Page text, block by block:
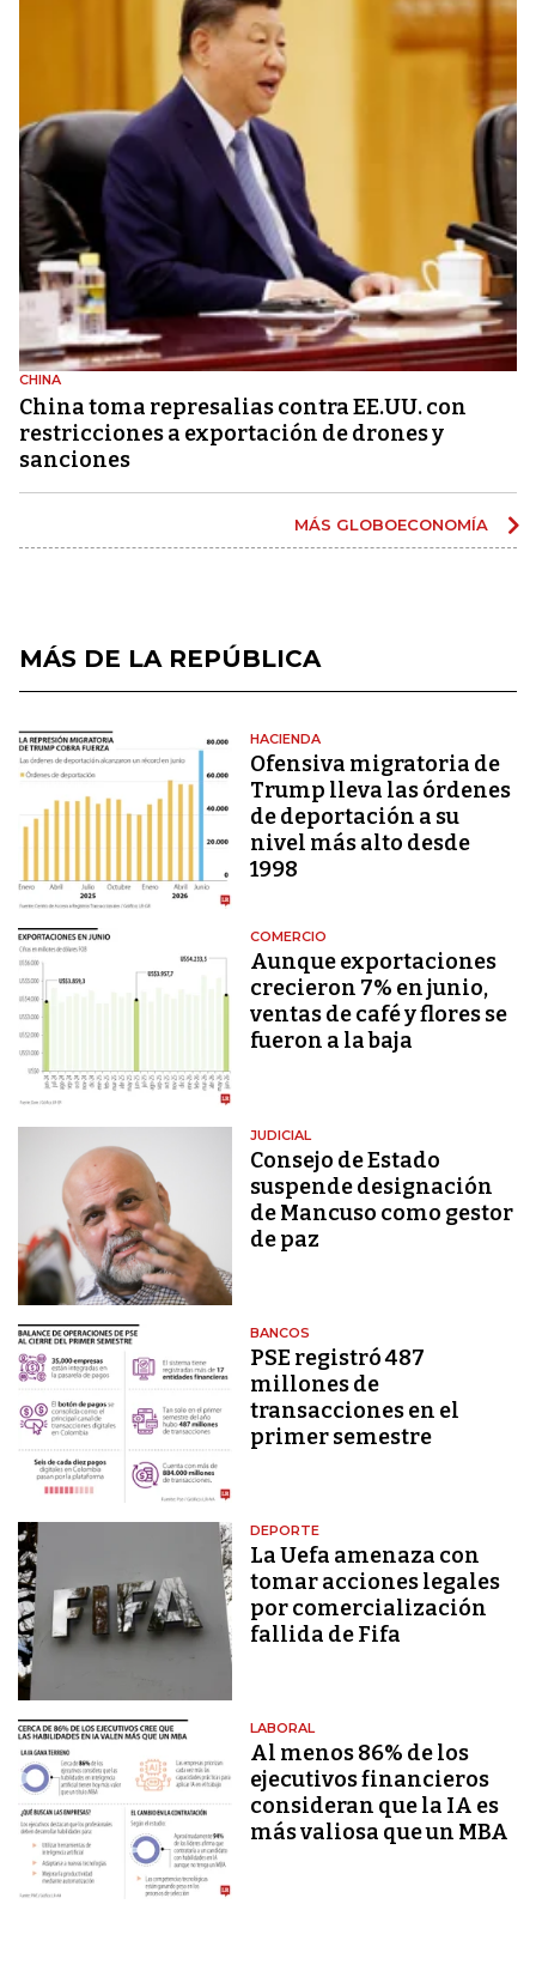
CHINA
China toma represalias contra EE.UU. con
restricciones a exportación de drones y
sanciones
MÁS GLOBOECONOMÍA
MÁS DE LA REPÚBLICA
HACIENDA
Ofensiva migratoria de
Trump lleva las órdenes
de deportación a su
nivel más alto desde
1998
COMERCIO
Aunque exportaciones
crecieron 7% en junio,
ventas de café y flores se
fueron a la baja
JUDICIAL
Consejo de Estado
suspende designación
de Mancuso como gestor
de paz
BANCOS
PSE registró 487
millones de
transacciones en el
primer semestre
DEPORTE
La Uefa amenaza con
tomar acciones legales
por comercialización
fallida de Fifa
LABORAL
Al menos 86% de los
ejecutivos financieros
consideran que la IA es
más valiosa que un MBA